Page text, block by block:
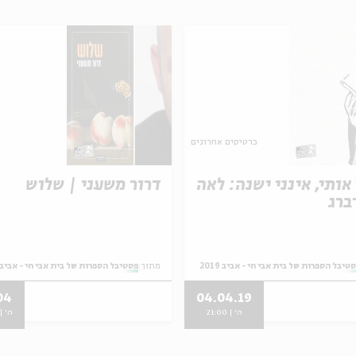
כרטיסים אחרונים
אינני ישנה: לאה
הספרות של בית אבי חי - אביב 2019
04.04.19
ה' | 21:00
דרור משעני | שלוש
מתוך:פסטיבל הספרות של בית אבי חי - אביב 2019
ה' | 20:00